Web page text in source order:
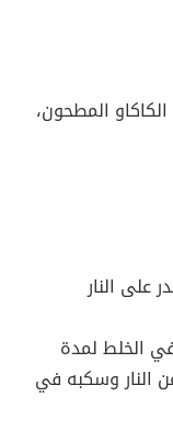
المطحون،
على النار
في الخلط لمدة
النار وسكبه في